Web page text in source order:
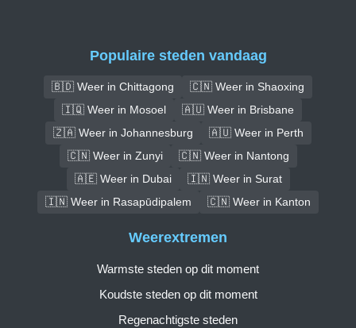
Populaire steden vandaag
🇧🇩 Weer in Chittagong
🇨🇳 Weer in Shaoxing
🇮🇶 Weer in Mosoel
🇦🇺 Weer in Brisbane
🇿🇦 Weer in Johannesburg
🇦🇺 Weer in Perth
🇨🇳 Weer in Zunyi
🇨🇳 Weer in Nantong
🇦🇪 Weer in Dubai
🇮🇳 Weer in Surat
🇮🇳 Weer in Rasapūdipalem
🇨🇳 Weer in Kanton
Weerextremen
Warmste steden op dit moment
Koudste steden op dit moment
Regenachtigste steden